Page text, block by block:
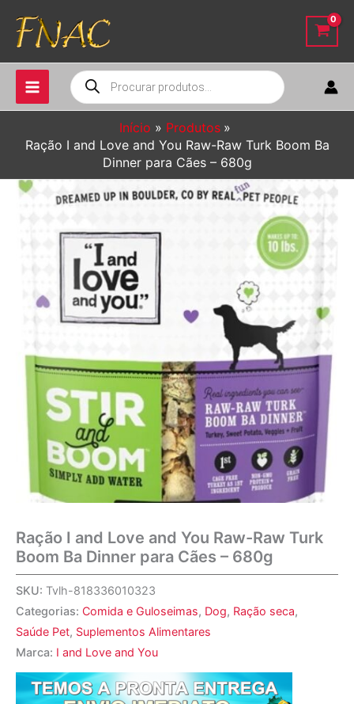
para
conteúdo
Pesquisar
produtos
Início
Produtos
Ração I and Love and You Raw-Raw Turk Boom Ba
Dinner para Cães – 680g
Ração I and Love and You Raw-Raw Turk
Boom Ba Dinner para Cães – 680g
SKU: Tvlh-818336010323
Categorias: Comida e Guloseimas, Dog, Ração seca,
Saúde Pet, Suplementos Alimentares
Marca: I and Love and You